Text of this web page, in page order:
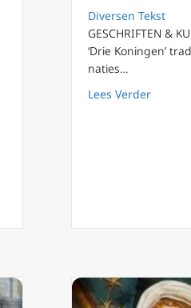
over het Patriarchaat
Diversen Tekst
GESCHRIFTEN &
‘Drie Koningen’
naties…
Lees Verderabout